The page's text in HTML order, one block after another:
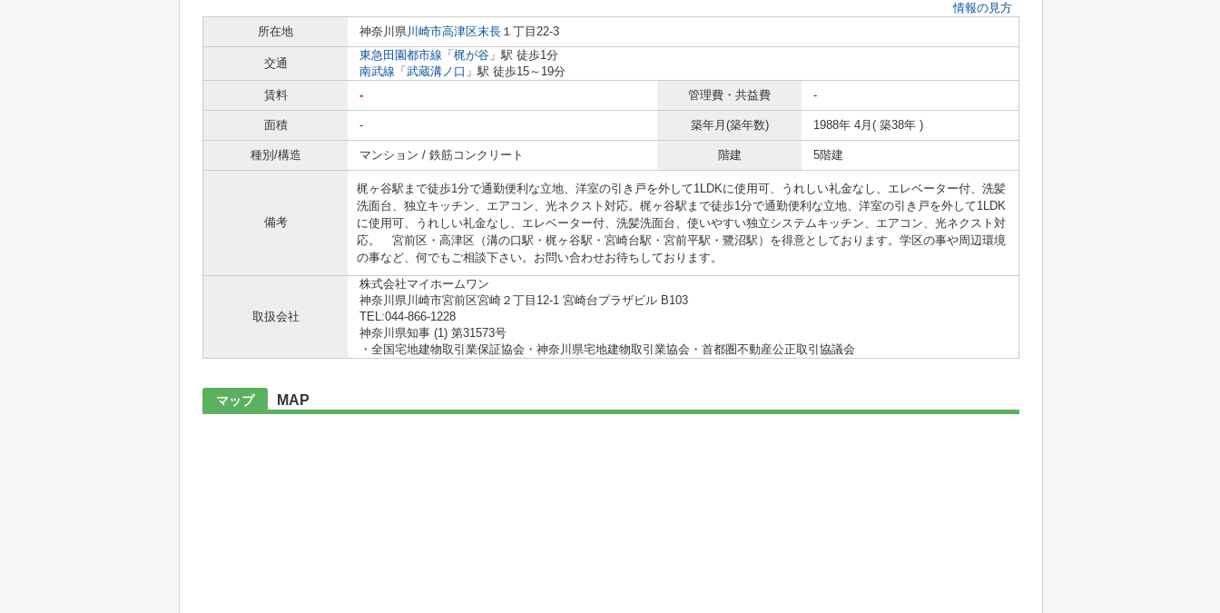
情報の見方
所在地
神奈川県川崎市高津区末長 １丁目22-3
交通
東急田園都市線 「 梶が谷 」駅 徒歩1分
南武線 「 武蔵溝ノ口 」駅 徒歩15～19分
賃料
- 管理費・共益費 -
面積 - 築年月(築年数) 1988年 4月( 築38年 )
種別/構造 マンション / 鉄筋コンクリート 階建 5階建
備考
梶ヶ谷駅まで徒歩1分で通勤便利な立地、洋室の引き戸を外して1LDKに使用可、うれしい礼金なし、エレベーター付、洗髪
洗面台、独立キッチン、エアコン、光ネクスト対応。梶ヶ谷駅まで徒歩1分で通勤便利な立地、洋室の引き戸を外して1LDK
に使用可、うれしい礼金なし、エレベーター付、洗髪洗面台、使いやすい独立システムキッチン、エアコン、光ネクスト対
応。 宮前区・高津区（溝の口駅・梶ヶ谷駅・宮崎台駅・宮前平駅・鷺沼駅）を得意としております。学区の事や周辺環境
の事など、何でもご相談下さい。お問い合わせお待ちしております。
取扱会社
株式会社マイホームワン
神奈川県川崎市宮前区宮崎２丁目12-1 宮崎台プラザビル B103
TEL:044-866-1228
神奈川県知事 (1) 第31573号
・全国宅地建物取引業保証協会・神奈川県宅地建物取引業協会・首都圏不動産公正取引協議会
マップ MAP